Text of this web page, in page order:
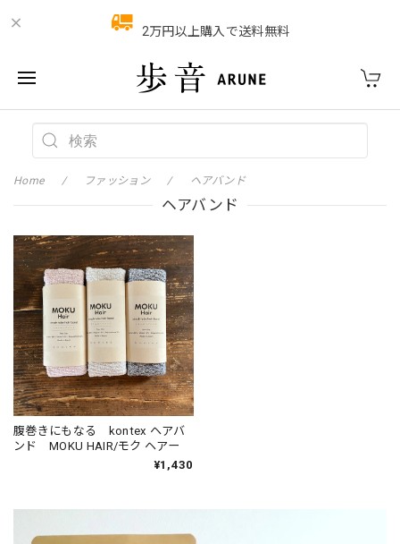
2万円以上購入で送料無料
Home ファッション ヘアバンド
ヘアバンド
腹巻きにもなる kontex ヘアバ
ンド MOKU HAIR/モク ヘアー
¥1,430